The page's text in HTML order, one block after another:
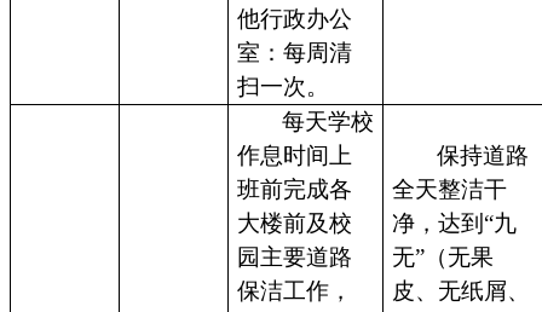
他行政办公
室：每周清
扫一次。
每天学校
作息时间上
班前完成各
大楼前及校
园主要道路
保洁工作，
保持道路
全天整洁干
净，达到“九
无”（无果
皮、无纸屑、